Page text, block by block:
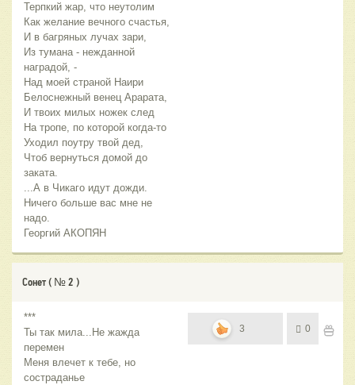
Терпкий жар, что неутолим
Как желание вечного счастья,
И в багряных лучах зари,
Из тумана - нежданной
наградой, -
Над моей страной Наири
Белоснежный венец Арарата,
И твоих милых ножек след
На тропе, по которой когда-то
Уходил поутру твой дед,
Чтоб вернуться домой до
заката.
...А в Чикаго идут дожди.
Ничего больше вас мне не
надо.
Георгий АКОПЯН
Сонет ( № 2 )
***
Ты так мила...Не жажда
перемен
Меня влечет к тебе, но
состраданье
3 0